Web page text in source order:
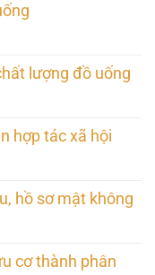
lượng đồ uống
hợp tác xã hội
hồ sơ mật không
cơ thành phân